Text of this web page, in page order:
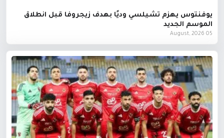
يوفنتوس يهزم تشيلسي وديًا بهدف زيجروفا قبل انطلاق
الموسم الجديد
05 August, 2026